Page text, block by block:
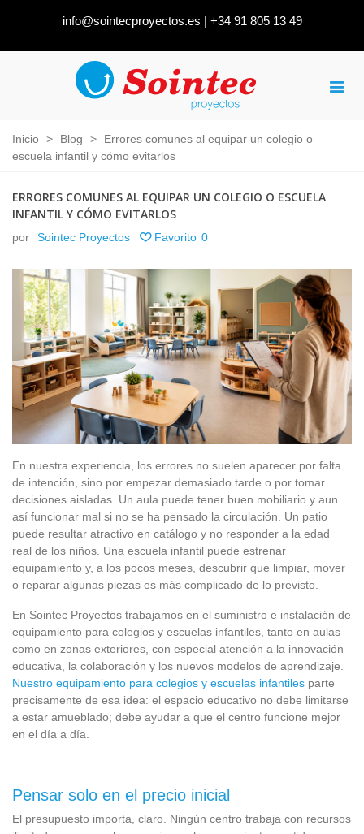
info@sointecproyectos.es | +34 91 805 13 49
Inicio > Blog >
Errores comunes al equipar un colegio o
escuela infantil y cómo evitarlos
ERRORES COMUNES AL EQUIPAR UN COLEGIO O ESCUELA
INFANTIL Y CÓMO EVITARLOS
por Sointec Proyectos Favorito 0
En nuestra experiencia, los errores no suelen aparecer por falta
de intención, sino por empezar demasiado tarde o por tomar
decisiones aisladas. Un aula puede tener buen mobiliario y aun
así funcionar mal si no se ha pensado la circulación. Un patio
puede resultar atractivo en catálogo y no responder a la edad
real de los niños. Una escuela infantil puede estrenar
equipamiento y, a los pocos meses, descubrir que limpiar, mover
o reparar algunas piezas es más complicado de lo previsto.
En Sointec Proyectos trabajamos en el suministro e instalación de
equipamiento para colegios y escuelas infantiles, tanto en aulas
como en zonas exteriores, con especial atención a la innovación
educativa, la colaboración y los nuevos modelos de aprendizaje.
Nuestro equipamiento para colegios y escuelas infantiles parte
precisamente de esa idea: el espacio educativo no debe limitarse
a estar amueblado; debe ayudar a que el centro funcione mejor
en el día a día.
Pensar solo en el precio inicial
El presupuesto importa, claro. Ningún centro trabaja con recursos